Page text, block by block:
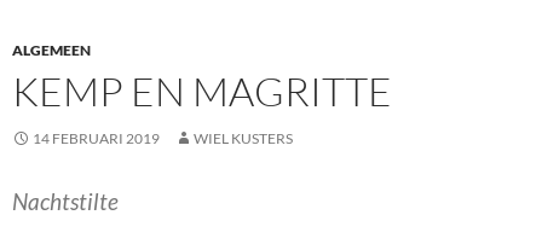
ALGEMEEN
KEMP EN MAGRITTE
14 FEBRUARI 2019 WIEL KUSTERS
Nachtstilte